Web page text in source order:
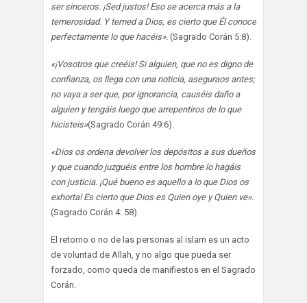
ser sinceros. ¡Sed justos! Eso se acerca más a la
temerosidad. Y temed a Dios, es cierto que Él conoce
perfectamente lo que hacéis». (Sagrado Corán 5:8).
«¡Vosotros que creéis! Si alguien, que no es digno de
confianza, os llega con una noticia, aseguraos antes;
no vaya a ser que, por ignorancia, causéis daño a
alguien y tengáis luego que arrepentiros de lo que
hicisteis»(Sagrado Corán 49:6).
«Dios os ordena devolver los depósitos a sus dueños
y que cuando juzguéis entre los hombre lo hagáis
con justicia. ¡Qué bueno es aquello a lo que Dios os
exhorta! Es cierto que Dios es Quien oye y Quien ve».
(Sagrado Corán 4: 58).
El retorno o no de las personas al islam es un acto
de voluntad de Allah, y no algo que pueda ser
forzado, como queda de manifiestos en el Sagrado
Corán.